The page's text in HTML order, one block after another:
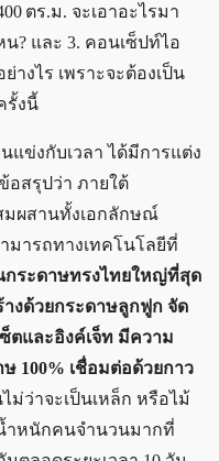
ตร.ม. จะเอาอะไรมา
? และ 3. คอนเซ็ปท์ไอ
างไร เพราะจะต้องเป็น
รั้งนี้
ข่งกับเวลา ได้มีการแต่ง
อสรุปว่า ภายใต้
ผสานทั้งเอกลักษณ์
มารถทางเทคโนโลยีที่
กระดาษทรงไทยใหญ่ที่สุด
างด้วยกระดาษลูกฟูก จัด
ตและอิงค์เจ็ท มีความ
100% เชื่อมต่อด้วยกาว
ว่าจะเป็นเหล็ก หรือไม้
ำหนักคนจำนวนมากที่